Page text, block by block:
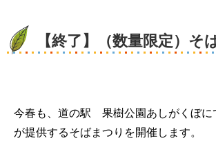
【終了】（数量限定）そ
今春も、道の駅 果樹公園あしがくぼに
が提供するそばまつりを開催します。